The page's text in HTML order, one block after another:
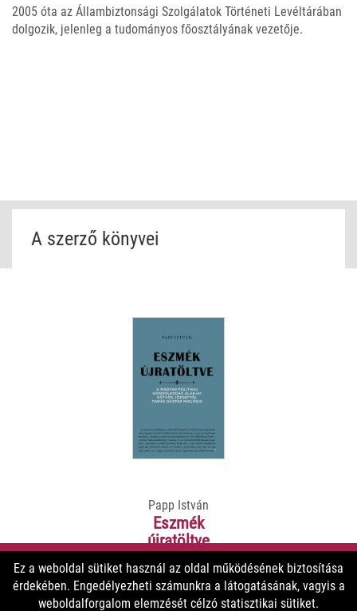
2005 óta az Állambiztonsági Szolgálatok Történeti Levéltárában
dolgozik, jelenleg a tudományos főosztályának vezetője.
A szerző könyvei
Papp István
Eszmék
újratöltve
5200 Ft
Ez a weboldal sütiket használ az oldal működésének biztosítása
érdekében. Engedélyezheti számunkra a látogatásának, vagyis a
weboldalforgalom elemzését célzó statisztikai sütiket.